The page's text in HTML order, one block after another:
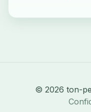
© 2026 ton-